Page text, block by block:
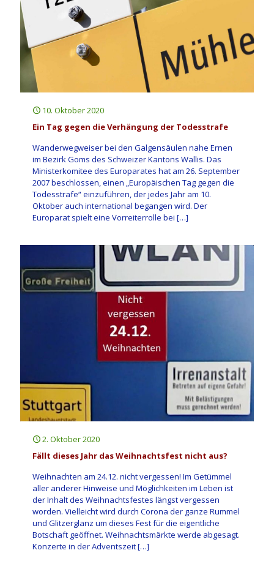
10. Oktober 2020
Ein Tag gegen die Verhängung der Todesstrafe
Wanderwegweiser bei den Galgensäulen nahe Ernen
im Bezirk Goms des Schweizer Kantons Wallis. Das
Ministerkomitee des Europarates hat am 26. September
2007 beschlossen, einen „Europäischen Tag gegen die
Todesstrafe“ einzuführen, der jedes Jahr am 10.
Oktober auch international begangen wird. Der
Europarat spielt eine Vorreiterrolle bei […]
2. Oktober 2020
Fällt dieses Jahr das Weihnachtsfest nicht aus?
Weihnachten am 24.12. nicht vergessen! Im Getümmel
aller anderer Hinweise und Möglichkeiten im Leben ist
der Inhalt des Weihnachtsfestes längst vergessen
worden. Vielleicht wird durch Corona der ganze Rummel
und Glitzerglanz um dieses Fest für die eigentliche
Botschaft geöffnet. Weihnachtsmärkte werde abgesagt.
Konzerte in der Adventszeit[…]